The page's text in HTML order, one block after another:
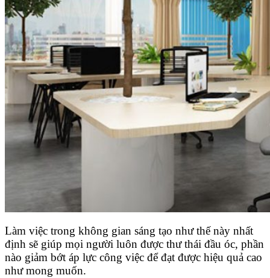
Làm việc trong không gian sáng tạo như thế này nhất
định sẽ giúp mọi người luôn được thư thái đầu óc, phần
nào giảm bớt áp lực công việc để đạt được hiệu quả cao
như mong muốn.